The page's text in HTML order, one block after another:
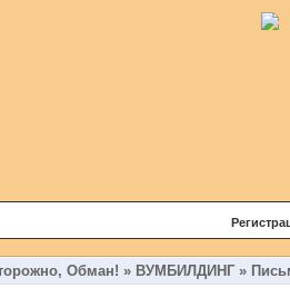
Обман! » ВУМБИЛДИНГ »